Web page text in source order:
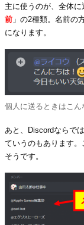
主に使うのが、全体に
前 」の2種類。名前の
になります。
個人に送るときはこん
あと、Discordならで
ていうのもあります
そうです。